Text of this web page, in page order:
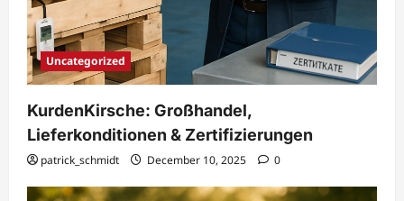
Uncategorized
KurdenKirsche: Großhandel,
Lieferkonditionen & Zertifizierungen
patrick_schmidt December 10, 2025 0